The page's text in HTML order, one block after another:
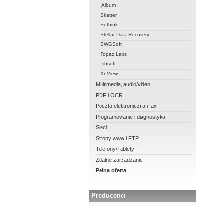
jAlbum
Skatter
Sothink
Stellar Data Recovery
SWGSoft
Topaz Labs
tshsoft
XnView
Multimedia, audio/video
PDF i OCR
Poczta elektroniczna i fax
Programowanie i diagnostyka
Sieci
Strony www i FTP
Telefony/Tablety
Zdalne zarządzanie
Pełna oferta
Producenci